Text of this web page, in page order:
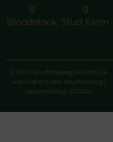
g
Bloodstock
g
Stud Farm
© 2025 Stauffenberg Bloodstock
and Graf & Gräfin Stauffenberg |
Last modified: 07.2026